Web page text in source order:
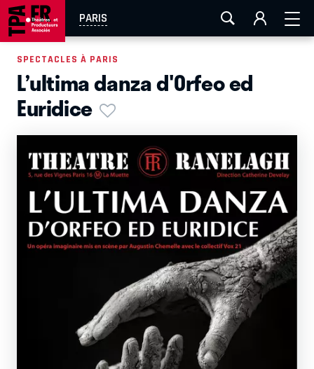
PARIS
AIX-MARSEILLE LA ROCHELLE
EN TOURNÉE
SPECTACLES À PARIS
L’ultima danza d'Orfeo ed
Euridice